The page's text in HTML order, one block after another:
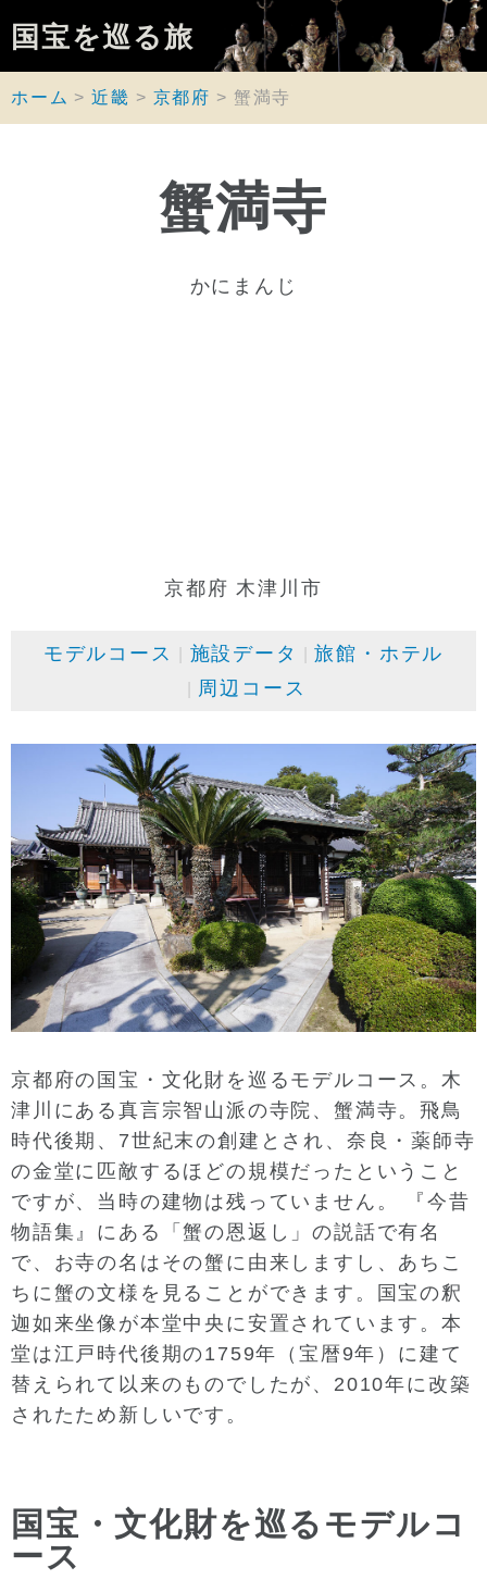
国宝を巡る旅
ホーム 近畿 京都府 蟹満寺
蟹満寺
かにまんじ
京都府 木津川市
モデルコース 施設データ
旅館・ホテル
周辺コース
京都府の国宝・文化財を巡るモデルコース。木
津川にある真言宗智山派の寺院、蟹満寺。飛鳥
時代後期、7世紀末の創建とされ、奈良・薬師寺
の金堂に匹敵するほどの規模だったということ
ですが、当時の建物は残っていません。 『今昔
物語集』にある「蟹の恩返し」の説話で有名
で、お寺の名はその蟹に由来しますし、あちこ
ちに蟹の文様を見ることができます。国宝の釈
迦如来坐像が本堂中央に安置されています。本
堂は江戸時代後期の1759年（宝暦9年）に建て
替えられて以来のものでしたが、2010年に改築
されたため新しいです。
国宝・文化財を巡るモデルコ
ース